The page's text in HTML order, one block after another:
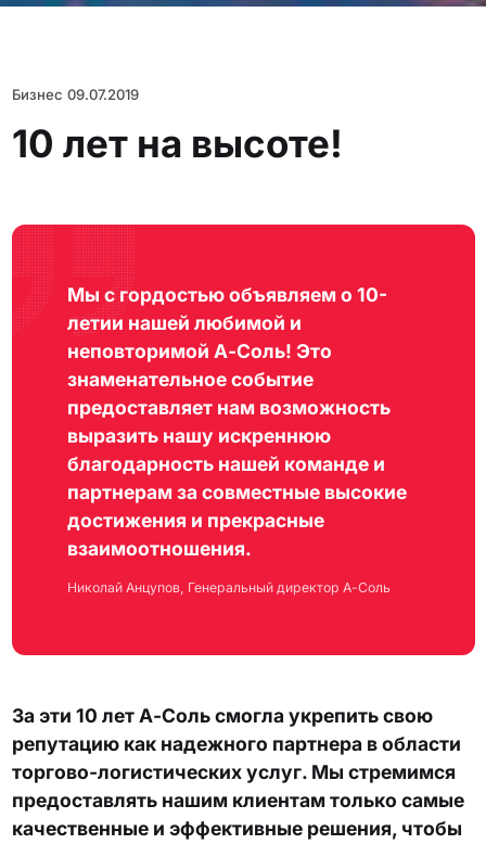
Бизнес 09.07.2019
10 лет на высоте!
Мы с гордостью объявляем о 10-
летии нашей любимой и
неповторимой А-Соль! Это
знаменательное событие
предоставляет нам возможность
выразить нашу искреннюю
благодарность нашей команде и
партнерам за совместные высокие
достижения и прекрасные
взаимоотношения.
Николай Анцупов, Генеральный директор А-Соль
За эти 10 лет А-Соль смогла укрепить свою
репутацию как надежного партнера в области
торгово-логистических услуг. Мы стремимся
предоставлять нашим клиентам только самые
качественные и эффективные решения, чтобы